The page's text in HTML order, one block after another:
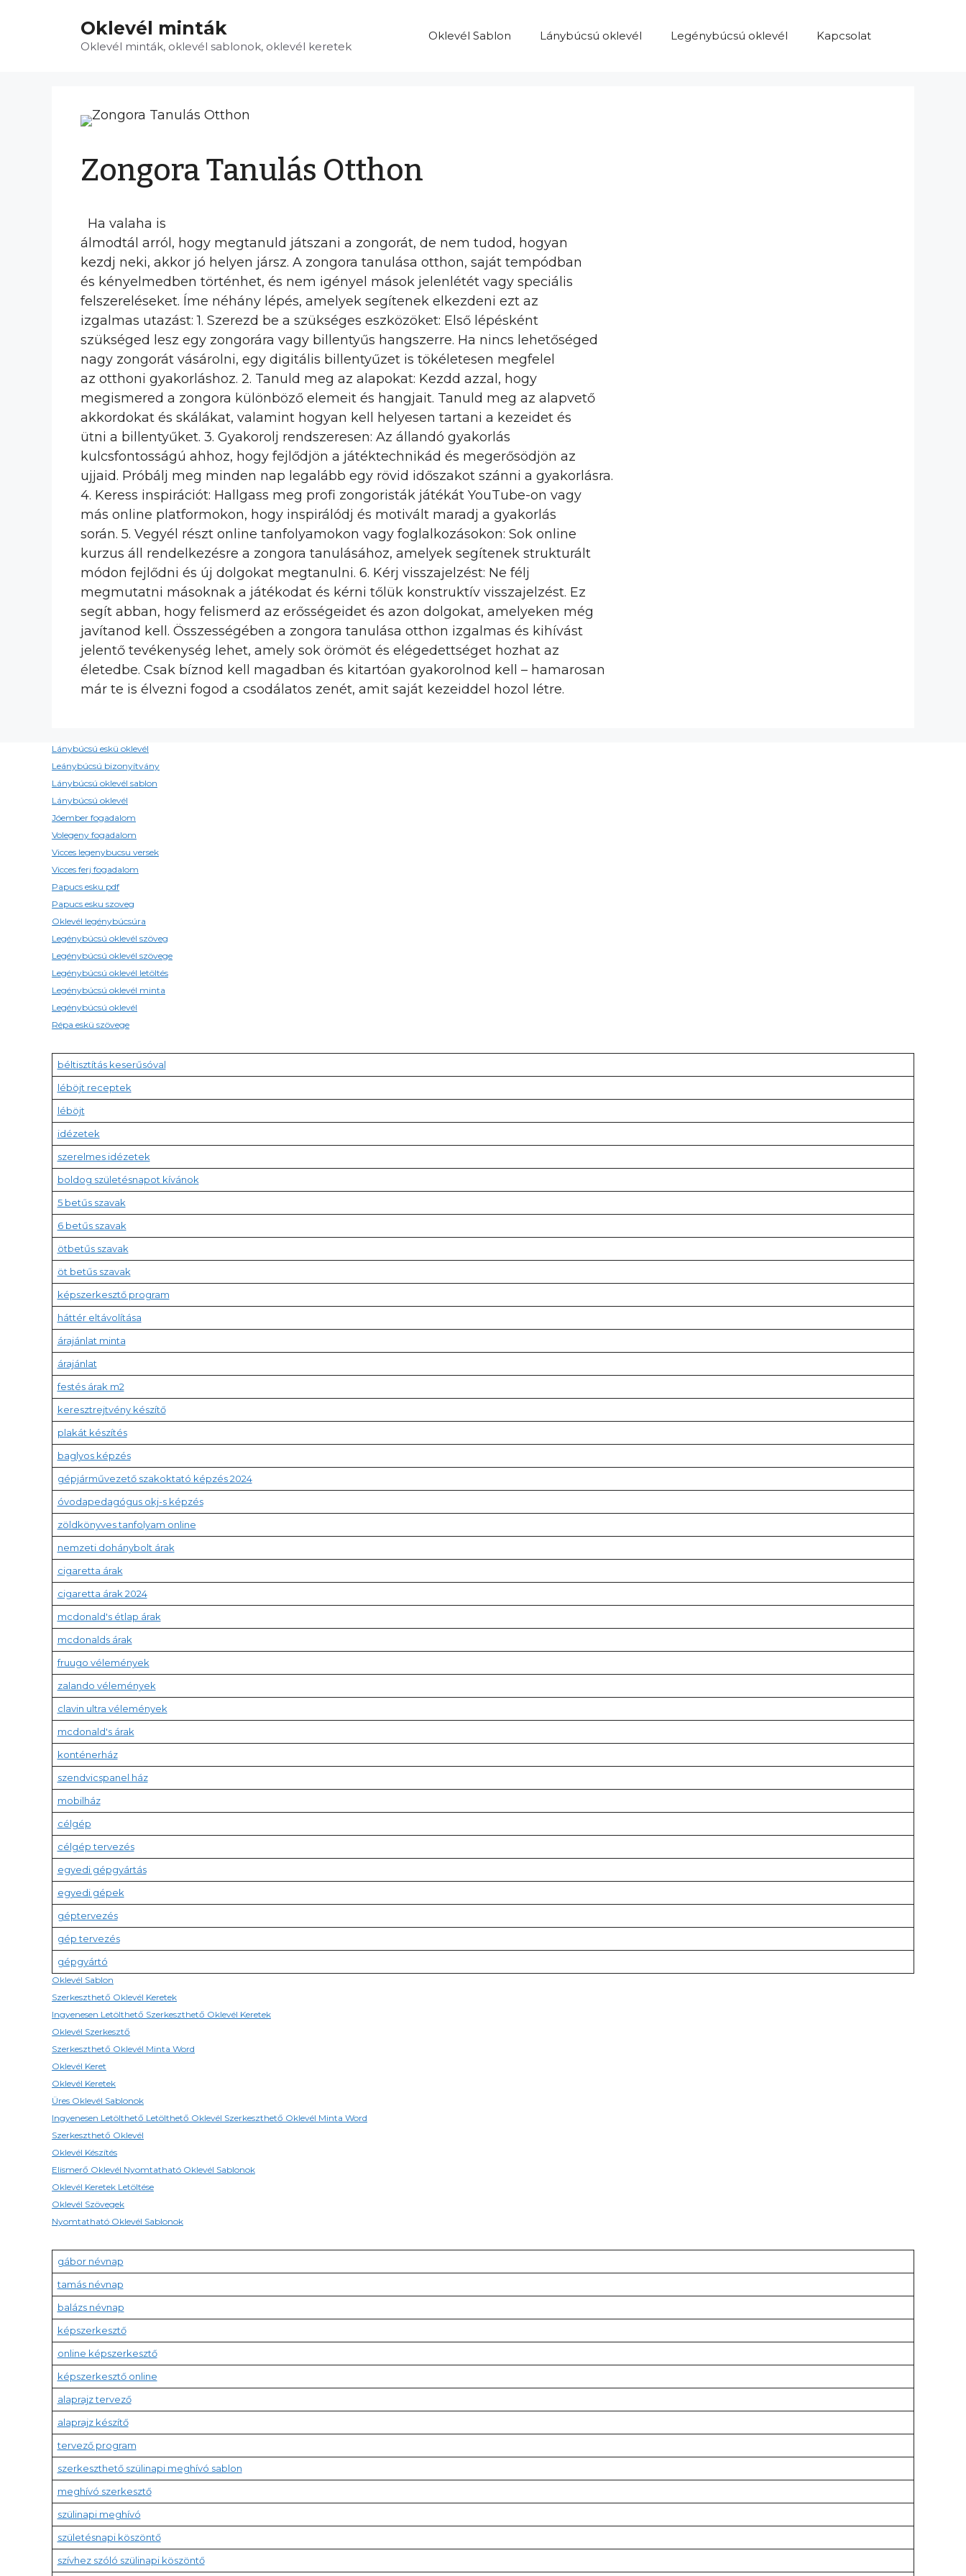
Oklevél minták
Oklevél minták, oklevél sablonok, oklevél keretek
Oklevél Sablon Lánybúcsú oklevél Legénybúcsú oklevél Kapcsolat
Zongora Tanulás Otthon
Ha valaha is
álmodtál arról, hogy megtanuld játszani a zongorát, de nem tudod, hogyan
kezdj neki, akkor jó helyen jársz. A zongora tanulása otthon, saját tempódban
és kényelmedben történhet, és nem igényel mások jelenlétét vagy speciális
felszereléseket. Íme néhány lépés, amelyek segítenek elkezdeni ezt az
izgalmas utazást: 1. Szerezd be a szükséges eszközöket: Első lépésként
szükséged lesz egy zongorára vagy billentyűs hangszerre. Ha nincs lehetőséged
nagy zongorát vásárolni, egy digitális billentyűzet is tökéletesen megfelel
az otthoni gyakorláshoz. 2. Tanuld meg az alapokat: Kezdd azzal, hogy
megismered a zongora különböző elemeit és hangjait. Tanuld meg az alapvető
akkordokat és skálákat, valamint hogyan kell helyesen tartani a kezeidet és
ütni a billentyűket. 3. Gyakorolj rendszeresen: Az állandó gyakorlás
kulcsfontosságú ahhoz, hogy fejlődjön a játéktechnikád és megerősödjön az
ujjaid. Próbálj meg minden nap legalább egy rövid időszakot szánni a gyakorlásra.
4. Keress inspirációt: Hallgass meg profi zongoristák játékát YouTube-on vagy
más online platformokon, hogy inspirálódj és motivált maradj a gyakorlás
során. 5. Vegyél részt online tanfolyamokon vagy foglalkozásokon: Sok online
kurzus áll rendelkezésre a zongora tanulásához, amelyek segítenek strukturált
módon fejlődni és új dolgokat megtanulni. 6. Kérj visszajelzést: Ne félj
megmutatni másoknak a játékodat és kérni tőlük konstruktív visszajelzést. Ez
segít abban, hogy felismerd az erősségeidet és azon dolgokat, amelyeken még
javítanod kell. Összességében a zongora tanulása otthon izgalmas és kihívást
jelentő tevékenység lehet, amely sok örömöt és elégedettséget hozhat az
életedbe. Csak bíznod kell magadban és kitartóan gyakorolnod kell – hamarosan
már te is élvezni fogod a csodálatos zenét, amit saját kezeiddel hozol létre.
Lánybúcsú eskü oklevél
Leánybúcsú bizonyítvány
Lánybúcsú oklevél sablon
Lánybúcsú oklevél
Jóember fogadalom
Volegeny fogadalom
Vicces legenybucsu versek
Vicces ferj fogadalom
Papucs esku pdf
Papucs esku szoveg
Oklevél legénybúcsúra
Legénybúcsú oklevél szöveg
Legénybúcsú oklevél szövege
Legénybúcsú oklevél letöltés
Legénybúcsú oklevél minta
Legénybúcsú oklevél
Répa eskü szövege
béltisztítás keserűsóval
léböjt receptek
léböjt
idézetek
szerelmes idézetek
boldog születésnapot kívánok
5 betűs szavak
6 betűs szavak
ötbetűs szavak
öt betűs szavak
képszerkesztő program
háttér eltávolítása
árajánlat minta
árajánlat
festés árak m2
keresztrejtvény készítő
plakát készítés
baglyos képzés
gépjárművezető szakoktató képzés 2024
óvodapedagógus okj-s képzés
zöldkönyves tanfolyam online
nemzeti dohánybolt árak
cigaretta árak
cigaretta árak 2024
mcdonald's étlap árak
mcdonalds árak
fruugo vélemények
zalando vélemények
clavin ultra vélemények
mcdonald's árak
konténerház
szendvicspanel ház
mobilház
célgép
célgép tervezés
egyedi gépgyártás
egyedi gépek
géptervezés
gép tervezés
gépgyártó
Oklevél Sablon
Szerkeszthető Oklevél Keretek
Ingyenesen Letölthető Szerkeszthető Oklevél Keretek
Oklevél Szerkesztő
Szerkeszthető Oklevél Minta Word
Oklevél Keret
Oklevél Keretek
Üres Oklevél Sablonok
Ingyenesen Letölthető Letölthető Oklevél Szerkeszthető Oklevél Minta Word
Szerkeszthető Oklevél
Oklevél Készítés
Elismerő Oklevél Nyomtatható Oklevél Sablonok
Oklevél Keretek Letöltése
Oklevél Szövegek
Nyomtatható Oklevél Sablonok
gábor névnap
tamás névnap
balázs névnap
képszerkesztő
online képszerkesztő
képszerkesztő online
alaprajz tervező
alaprajz készítő
tervező program
szerkeszthető szülinapi meghívó sablon
meghívó szerkesztő
szülinapi meghívó
születésnapi köszöntő
szívhez szóló szülinapi köszöntő